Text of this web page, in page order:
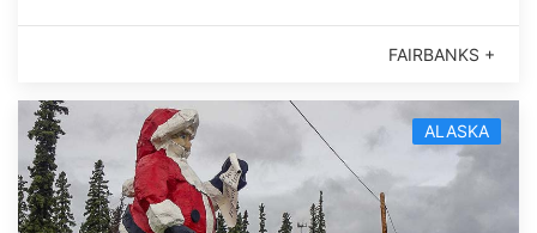
FAIRBANKS +
ALASKA